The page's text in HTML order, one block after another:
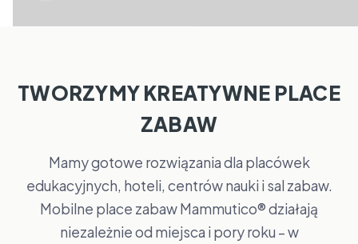
TWORZYMY KREATYWNE PLACE
ZABAW
Mamy gotowe rozwiązania dla placówek
edukacyjnych, hoteli, centrów nauki i sal zabaw.
Mobilne place zabaw Mammutico® działają
niezależnie od miejsca i pory roku – w